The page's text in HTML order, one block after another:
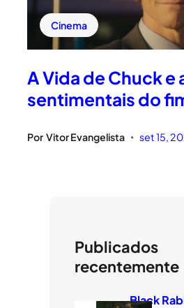
Cinema
A Vida de Chuck e
sentimentais do
Por Vitor Evangelista • set 15,
Publicados
recentemente
Black